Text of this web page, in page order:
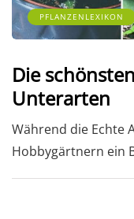
PFLANZENLEXIKON
Die
Unterarten
Während die Echte
Hobbygärtnern ein